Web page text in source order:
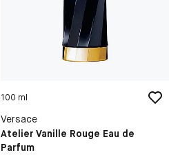
100 ml
Versace
Atelier Vanille Rouge Eau de
Parfum